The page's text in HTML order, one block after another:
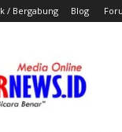
/ Bergabung Blog